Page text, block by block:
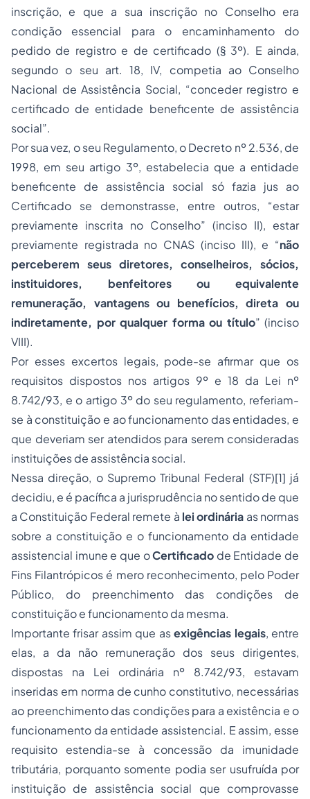
inscrição, e que a sua inscrição no Conselho era
condição essencial para o encaminhamento do
pedido de registro e de certificado (§ 3º). E ainda,
segundo o seu art. 18, IV, competia ao Conselho
Nacional de Assistência Social, “conceder registro e
certificado de entidade beneficente de assistência
social”.
Por sua vez, o seu Regulamento, o Decreto nº 2.536, de
1998, em seu artigo 3º, estabelecia que a entidade
beneficente de assistência social só fazia jus ao
Certificado se demonstrasse, entre outros, “estar
previamente inscrita no Conselho” (inciso II), estar
previamente registrada no CNAS (inciso III), e “não
perceberem seus diretores, conselheiros, sócios,
instituidores, benfeitores ou equivalente
remuneração, vantagens ou benefícios, direta ou
indiretamente, por qualquer forma ou título” (inciso
VIII).
Por esses excertos legais, pode-se afirmar que os
requisitos dispostos nos artigos 9º e 18 da Lei nº
8.742/93, e o artigo 3º do seu regulamento, referiam-
se à constituição e ao funcionamento das entidades, e
que deveriam ser atendidos para serem consideradas
instituições de assistência social.
Nessa direção, o Supremo Tribunal Federal (STF)[1] já
decidiu, e é pacífica a jurisprudência no sentido de que
a Constituição Federal remete à lei ordinária as normas
sobre a constituição e o funcionamento da entidade
assistencial imune e que oCertificado de Entidade de
Fins Filantrópicos é mero reconhecimento, pelo Poder
Público, do preenchimento das condições de
constituição e funcionamento da mesma.
Importante frisar assim que asexigências legais, entre
elas, a da não remuneração dos seus dirigentes,
dispostas na Lei ordinária nº 8.742/93, estavam
inseridas em norma de cunho constitutivo, necessárias
ao preenchimento das condições para a existência e o
funcionamento da entidade assistencial. E assim, esse
requisito estendia-se à concessão da imunidade
tributária, porquanto somente podia ser usufruída por
instituição de assistência social que comprovasse